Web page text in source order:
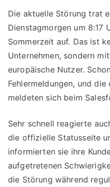
Die aktuelle Störung trat
Dienstagmorgen um 8:17
Sommerzeit auf. Das ist
Unternehmen, sondern
europäische Nutzer.
Fehlermeldungen, und
meldeten sich beim
Sehr schnell reagierte
die offizielle Statusseite
informierten sie ihre
aufgetretenen
die Störung während